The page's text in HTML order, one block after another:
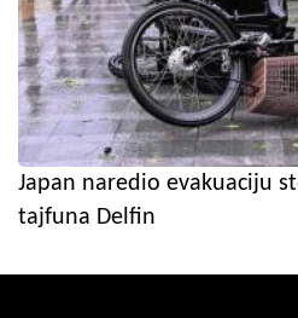
Japan naredio evakuaciju
tajfuna Delfin